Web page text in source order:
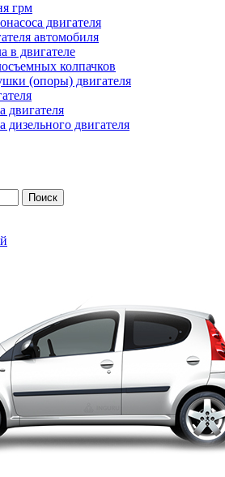
грм
двигателя
автомобиля
в двигателе
колпачков
(опоры) двигателя
двигателя
дизельного двигателя